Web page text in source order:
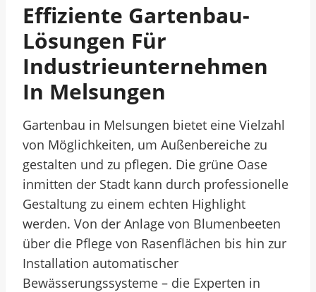
Effiziente Gartenbau-
Lösungen Für
Industrieunternehmen
In Melsungen
Gartenbau in Melsungen bietet eine Vielzahl
von Möglichkeiten, um Außenbereiche zu
gestalten und zu pflegen. Die grüne Oase
inmitten der Stadt kann durch professionelle
Gestaltung zu einem echten Highlight
werden. Von der Anlage von Blumenbeeten
über die Pflege von Rasenflächen bis hin zur
Installation automatischer
Bewässerungssysteme – die Experten in